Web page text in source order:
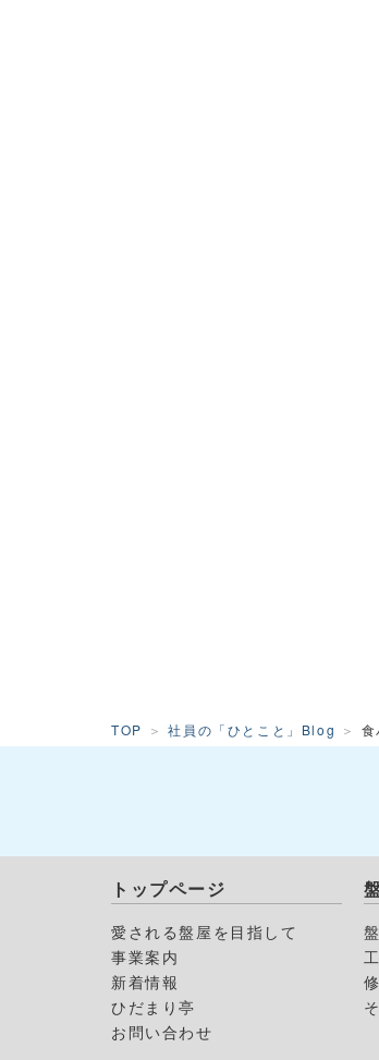
TOP 社員の「ひとこと」Blog
トップページ
愛される盤屋を目指して
事業案内
新着情報
ひだまり亭
お問い合わせ